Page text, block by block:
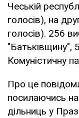
Чеській
голосів), на
голосів). 256
"Батьківщину",
Комуністичну
Про це
посилаючись
дільниць у